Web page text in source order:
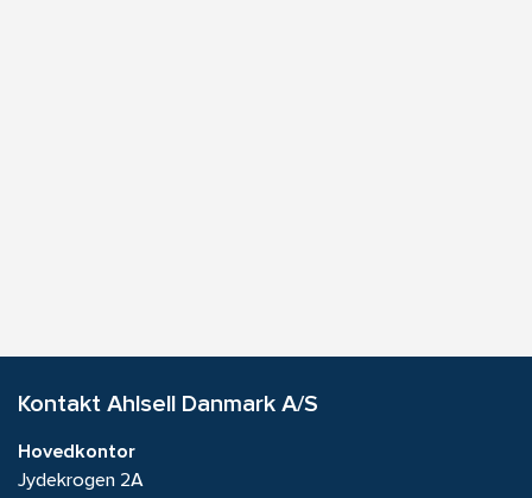
Kontakt Ahlsell Danmark A/S
Hovedkontor
Jydekrogen 2A